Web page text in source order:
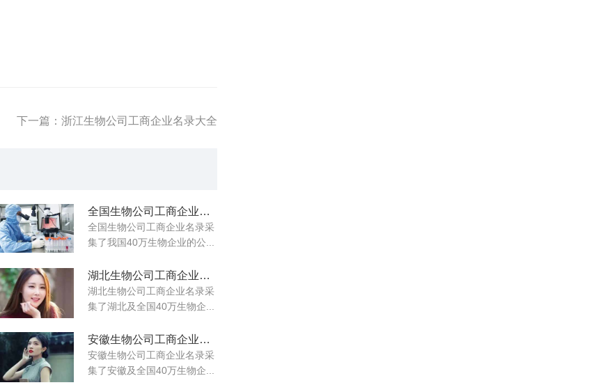
下一篇：浙江生物公司工商企业名录大全
全国生物公司工商企业名录大全
全国生物公司工商企业名录采
集了我国40万生物企业的公...
湖北生物公司工商企业名录大全
湖北生物公司工商企业名录采
集了湖北及全国40万生物企...
安徽生物公司工商企业名录大全
安徽生物公司工商企业名录采
集了安徽及全国40万生物企...